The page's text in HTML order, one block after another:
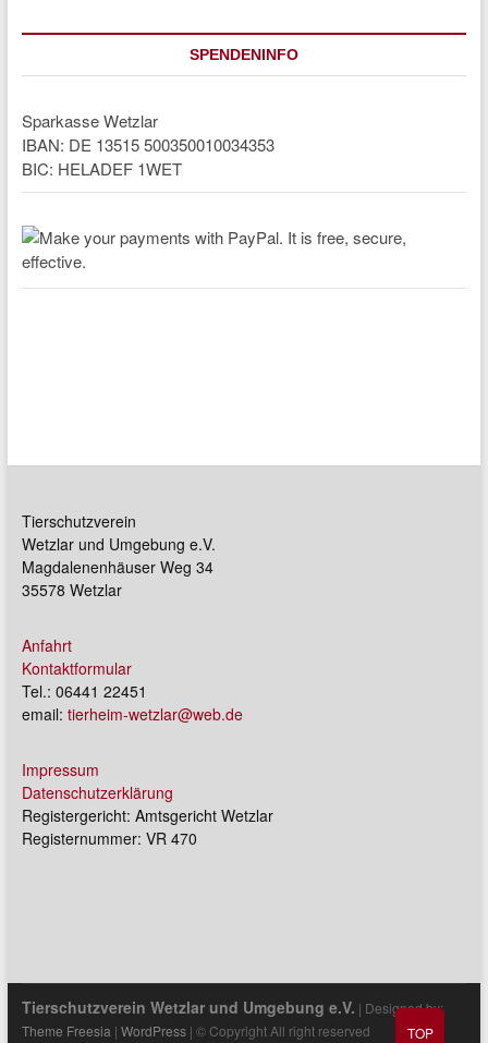
SPENDENINFO
Sparkasse Wetzlar
IBAN: DE 13515 500350010034353
BIC: HELADEF 1WET
Tierschutzverein
Wetzlar und Umgebung e.V.
Magdalenenhäuser Weg 34
35578 Wetzlar
Anfahrt
Kontaktformular
Tel.: 06441 22451
email: tierheim-wetzlar@web.de
Impressum
Datenschutzerklärung
Registergericht: Amtsgericht Wetzlar
Registernummer: VR 470
Tierschutzverein Wetzlar und Umgebung e.V. | Designed by:
Theme Freesia | WordPress| © Copyright All right reserved TOP